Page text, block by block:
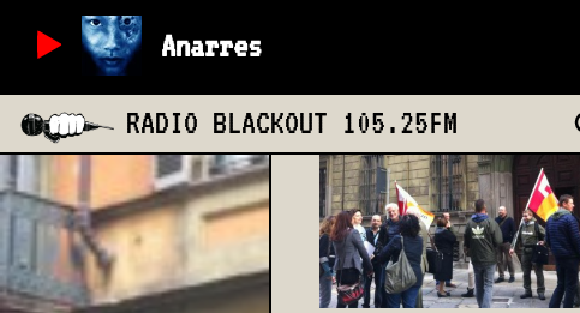
Anarres
RADIO BLACKOUT 105.25FM